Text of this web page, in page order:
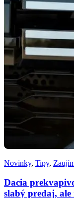
Novinky, Tipy,
Dacia
slabý predaj, ale